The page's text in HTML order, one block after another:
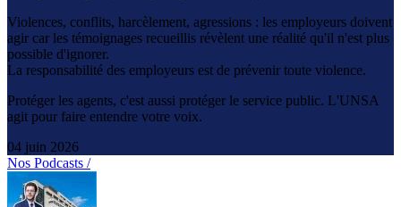
Violences, conflits, harcèlement, agressions : les employeurs doivent
agir car les témoignages recueillis révèlent une réalité qu'il n'est plus
possible d'ignorer.
La responsabilité des employeurs est de prévenir toute violence.
Protéger les agents, c'est aussi protéger le service public. L'UNSA
agit pour faire entendre votre voix.
04 juin 2026
Nos Podcasts /